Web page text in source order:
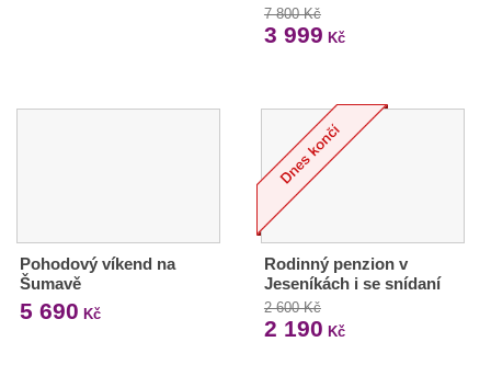
7 800 Kč
3 999 Kč
Pohodový víkend na
Šumavě
5 690 Kč
Rodinný penzion v
Jeseníkách i se snídaní
2 600 Kč
2 190 Kč